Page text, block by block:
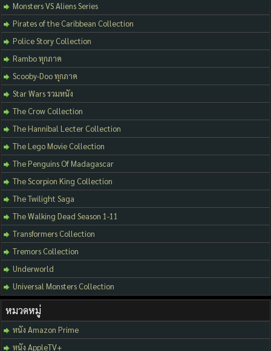
Monsters VS Aliens Series
Pirates of the Caribbean Collection
Police Story Collection
Rambo ทุกภาค
Scooby-Doo ทุกภาค
Star Wars รวมหนัง
The Crow Collection
The Hannibal Lecter Collection
The Lego Movie Collection
The Penguins Of Madagascar
The Scorpion King Collection
The Twilight Saga
The Walking Dead Season 1-11
Transformers Collection
Tremors Collection
Underworld
Universal Monsters Collection
หมวดหมู่
หนัง Amazon Prime
หนัง AppleTV+